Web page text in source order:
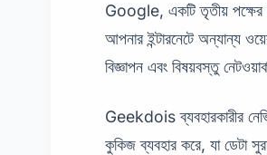
Google, একটি তৃতীয় পক্ষের
আপনার ইন্টারনেটে অন্যান্য
বিজ্ঞাপন এবং বিষয়বস্তু
Geekdois ব্যবহারকারীর
কুকিজ ব্যবহার করে, যা ডেটা